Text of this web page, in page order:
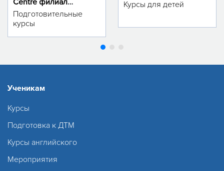
Centre филиал
м.Тинчлик
Подготовительные
курсы
Курсы для детей
Ученикам
Курсы
Подготовка к ДТМ
Курсы английского
Мероприятия